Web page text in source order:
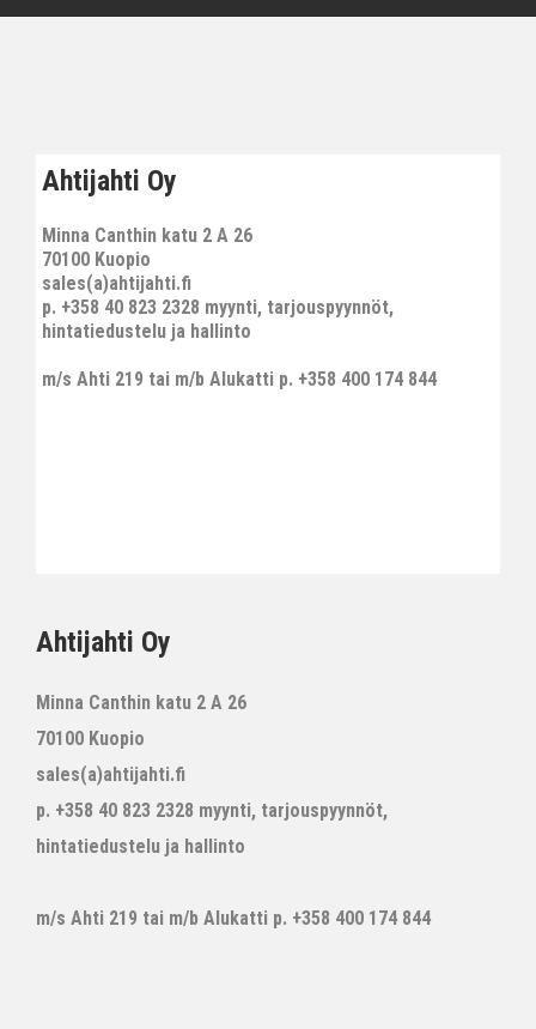
Ahtijahti Oy
Minna Canthin katu 2 A 26
70100 Kuopio
sales(a)ahtijahti.fi
p. +358 40 823 2328 myynti, tarjouspyynnöt,
hintatiedustelu ja hallinto
m/s Ahti 219 tai m/b Alukatti p. +358 400 174 844
Ahtijahti Oy
Minna Canthin katu 2 A 26
70100 Kuopio
sales(a)ahtijahti.fi
p. +358 40 823 2328 myynti, tarjouspyynnöt,
hintatiedustelu ja hallinto
m/s Ahti 219 tai m/b Alukatti p. +358 400 174 844